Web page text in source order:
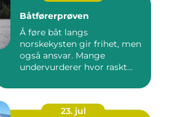
Båtførerprøven
Å føre båt langs
norskekysten gir frihet, men
også ansvar. Mange
undervurderer hvor raskt
23. jul